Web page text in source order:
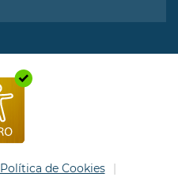
Política de Cookies